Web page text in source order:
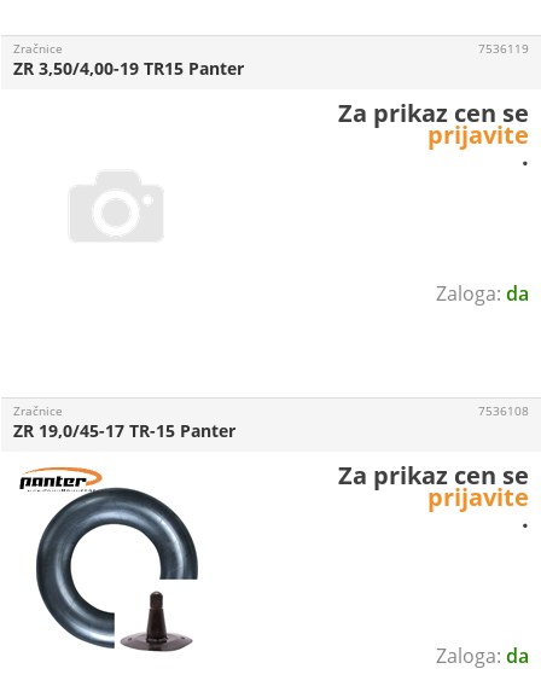
da
Zračnice
ZR 3,50/4,00-19 TR15 Panter
7536119
Za prikaz cen se
prijavite
.
da
Zračnice
ZR 19,0/45-17 TR-15 Panter
7536108
Za prikaz cen se
prijavite
.